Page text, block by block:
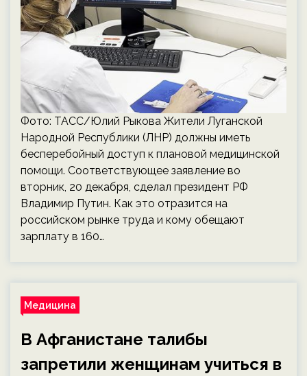
Фото: ТАСС/Юлий Рыкова Жители Луганской
Народной Республики (ЛНР) должны иметь
бесперебойный доступ к плановой медицинской
помощи. Соответствующее заявление во
вторник, 20 декабря, сделал президент РФ
Владимир Путин. Как это отразится на
российском рынке труда и кому обещают
зарплату в 160…
Медицина
В Афганистане талибы
запретили женщинам учиться в